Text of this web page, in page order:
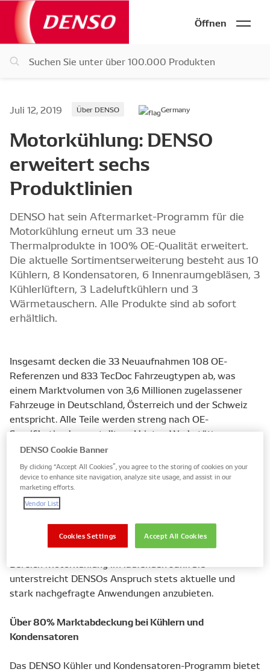
Öffnen
Juli 12, 2019 Über DENSO Germany
Motorkühlung: DENSO
erweitert sechs
Produktlinien
DENSO hat sein Aftermarket-Programm für die
Motorkühlung erneut um 33 neue
Thermalprodukte in 100% OE-Qualität erweitert.
Die aktuelle Sortimentserweiterung besteht aus 10
Kühlern, 8 Kondensatoren, 6 Innenraumgebläsen, 3
Kühlerlüftern, 3 Ladeluftkühlern und 3
Wärmetauschern. Alle Produkte sind ab sofort
erhältlich.
Insgesamt decken die 33 Neuaufnahmen 108 OE-
Referenzen und 833 TecDoc Fahrzeugtypen ab, was
einem Marktvolumen von 3,6 Millionen zugelassener
Fahrzeuge in Deutschland, Österreich und der Schweiz
entspricht. Alle Teile werden streng nach OE-
Spezifikation hergestellt und bieten Werkstätten
höchste Zuverlässigkeit für die Wartung und Reparatur
von Klima- und Motorkühlungssystemen. Zu den
Anwendungen zählen eine Vielzahl beliebter Modelle der
Marken Alfa Romeo, BMW, Chrysler, Citroën, Dacia, Fiat,
Ford, Honda, Iveco, Lancia, Mercedes-Benz, Nissan, Opel,
Die Sortimentserweiterung ist bereits die zweite im
unterstreicht DENSOs Anspruch stets aktuelle und
stark nachgefragte Anwendungen anzubieten.
Über 80% Marktabdeckung bei Kühlern und
Kondensatoren
Das DENSO Kühler und Kondensatoren-Programm bietet
DENSO Cookie Banner
By clicking “Accept All Cookies”, you agree to the storing of cookies on your
device to enhance site navigation, analyze site usage, and assist in our
marketing efforts.
Vendor List
Accept All Cookies
Cookies Settings